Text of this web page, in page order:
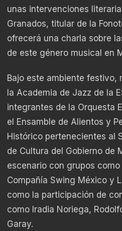
unas intervenciones
Granados, titular de la
ofrecerá una charla sobre
de este género musical en
Bajo este ambiente festivo,
la Academia de Jazz de la
integrantes de la Orquesta
el Ensamble de Alientos y
Histórico pertenecientes al
de Cultura del Gobierno de
escenario con grupos
Compañía Swing México y
como la participación de
como Iradia Noriega,
Garay.